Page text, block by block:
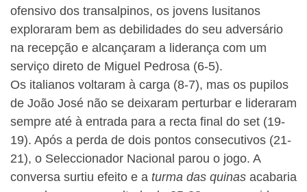
ofensivo dos transalpinos, os jovens lusitanos
exploraram bem as debilidades do seu adversário
na recepção e alcançaram a liderança com um
serviço direto de Miguel Pedrosa (6-5).
Os italianos voltaram à carga (8-7), mas os pupilos
de João José não se deixaram perturbar e lideraram
sempre até à entrada para a recta final do set (19-
19). Após a perda de dois pontos consecutivos (21-
21), o Seleccionador Nacional parou o jogo. A
conversa surtiu efeito e a turma das quinas acabaria